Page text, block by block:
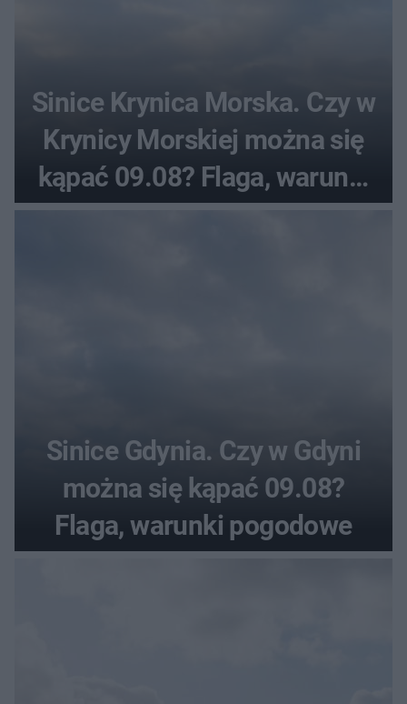
Sinice Krynica Morska. Czy w
Krynicy Morskiej można się
kąpać 09.08? Flaga, warunki
Sinice Gdynia. Czy w Gdyni
można się kąpać 09.08?
Flaga, warunki pogodowe